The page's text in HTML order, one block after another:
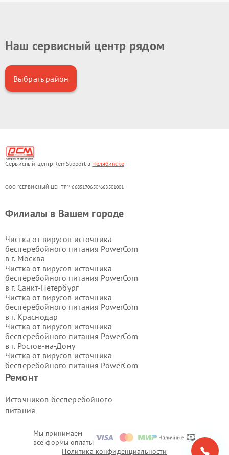
Наш сервисный центр рядом
Выбрать район
Сервисный центр RemSupport в Челябинске
ООО "СЕРВИСНЫЙ ЦЕНТР"* 6685170650*668501001
Мы принимаем
все формы оплаты
Ремонт
Источников бесперебойного
питания
Филиалы в Вашем городе
Чистка от вирусов источника
бесперебойного питания PowerCom
в г. Москва
Чистка от вирусов источника
бесперебойного питания PowerCom
в г. Санкт-Петербург
Чистка от вирусов источника
бесперебойного питания PowerCom
в г. Краснодар
Чистка от вирусов источника
бесперебойного питания PowerCom
в г. Ростов-на-Дону
Чистка от вирусов источника
бесперебойного питания PowerCom
в г.Нижний Новгород
бесперебойного питания PowerCom
в г.Новосибирск
Чистка от вирусов источника
Екатеринбург
Чистка от вирусов источника
бесперебойного питания PowerCom
Политика конфиденциальности